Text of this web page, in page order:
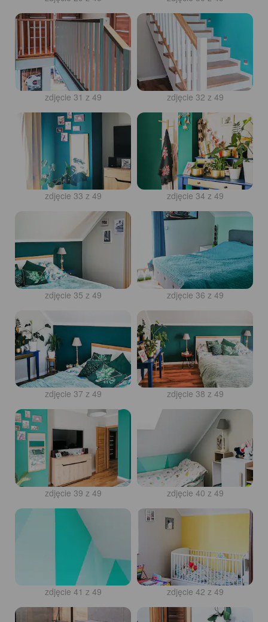
zdjęcie 31 z 49 zdjęcie 32 z 49
zdjęcie 33 z 49 zdjęcie 34 z 49
zdjęcie 35 z 49 zdjęcie 36 z 49
zdjęcie 37 z 49 zdjęcie 38 z 49
zdjęcie 39 z 49 zdjęcie 40 z 49
zdjęcie 41 z 49 zdjęcie 42 z 49